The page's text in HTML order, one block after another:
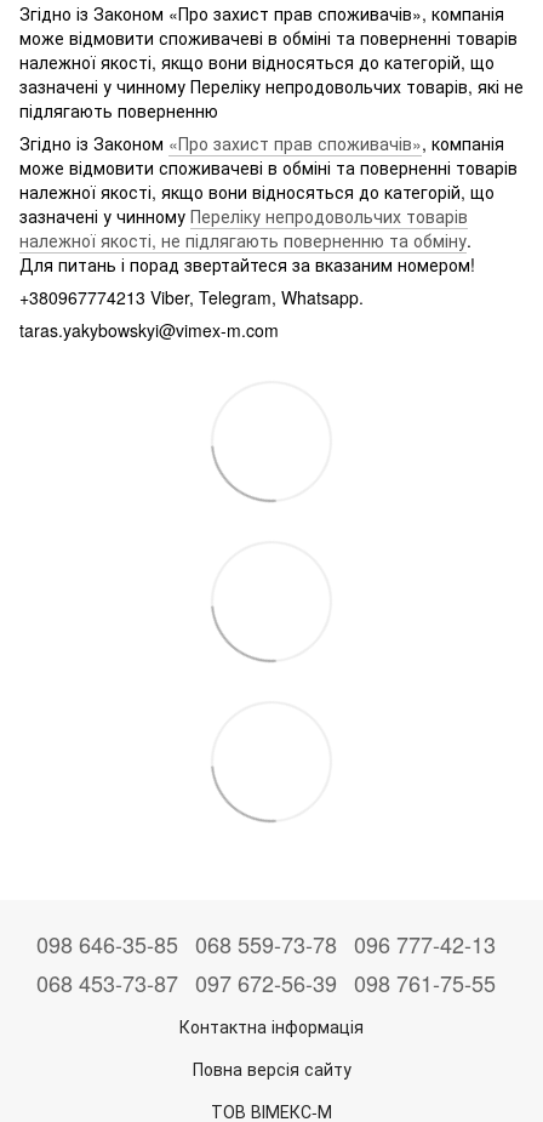
Згідно із Законом «Про захист прав споживачів», компанія
може відмовити споживачеві в обміні та поверненні товарів
належної якості, якщо вони відносяться до категорій, що
зазначені у чинному Переліку непродовольчих товарів, які не
підлягають поверненню
Згідно із Законом «Про захист прав споживачів», компанія
може відмовити споживачеві в обміні та поверненні товарів
належної якості, якщо вони відносяться до категорій, що
зазначені у чинному Переліку непродовольчих товарів
належної якості, не підлягають поверненню та обміну.
Для питань і порад звертайтеся за вказаним номером!
+380967774213 Viber, Telegram, Whatsapp.
taras.yakybowskyi@vimex-m.com
098 646-35-85 068 559-73-78 096 777-42-13
068 453-73-87 097 672-56-39 098 761-75-55
Контактна інформація
Повна версія сайту
ТОВ ВІМЕКС-М